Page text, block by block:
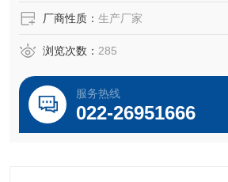
厂商性质： 生产厂家
浏览次数： 285
服务热线
022-26951666